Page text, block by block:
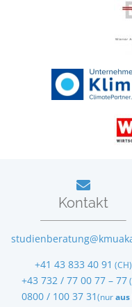
Kontakt
+41 43 833 40 91 (CH)
+43 732 / 77 00 77 – 77
0800 / 100 37 31 (nur aus